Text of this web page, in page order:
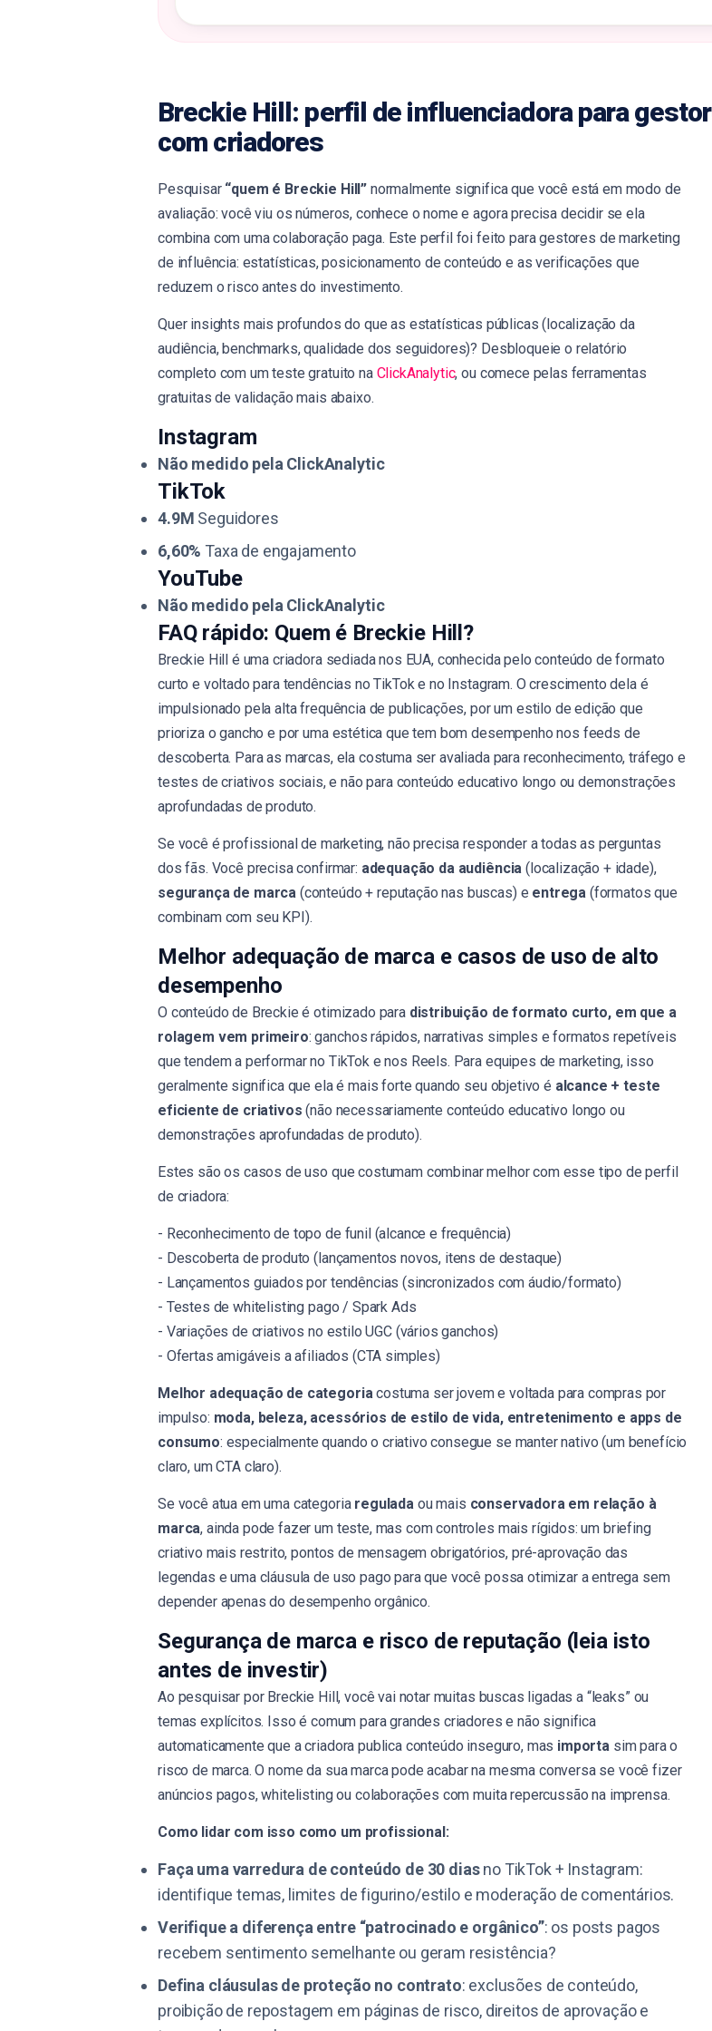
Breckie Hill: perfil de influenciadora para
com criadores
Pesquisar “quem é Breckie Hill” normalmente significa que você está em modo de
avaliação: você viu os números, conhece o nome e agora precisa decidir se ela
combina com uma colaboração paga. Este perfil foi feito para gestores de marketing
de influência: estatísticas, posicionamento de conteúdo e as verificações que
reduzem o risco antes do investimento.
Quer insights mais profundos do que as estatísticas públicas (localização da
audiência, benchmarks, qualidade dos seguidores)? Desbloqueie o relatório
completo com um teste gratuito na ClickAnalytic, ou comece pelas ferramentas
gratuitas de validação mais abaixo.
Instagram
Não medido pela ClickAnalytic
TikTok
4.9M Seguidores
6,60% Taxa de engajamento
YouTube
Não medido pela ClickAnalytic
FAQ rápido: Quem é Breckie Hill?
Breckie Hill é uma criadora sediada nos EUA, conhecida pelo conteúdo de formato
curto e voltado para tendências no TikTok e no Instagram. O crescimento dela é
impulsionado pela alta frequência de publicações, por um estilo de edição que
prioriza o gancho e por uma estética que tem bom desempenho nos feeds de
descoberta. Para as marcas, ela costuma ser avaliada para reconhecimento, tráfego e
testes de criativos sociais, e não para conteúdo educativo longo ou demonstrações
aprofundadas de produto.
Se você é profissional de marketing, não precisa responder a todas as perguntas
dos fãs. Você precisa confirmar: adequação da audiência (localização + idade),
segurança de marca (conteúdo + reputação nas buscas) e entrega (formatos que
combinam com seu KPI).
Melhor adequação de marca e casos de uso de alto
desempenho
O conteúdo de Breckie é otimizado para distribuição de formato curto, em que a
rolagem vem primeiro: ganchos rápidos, narrativas simples e formatos repetíveis
que tendem a performar no TikTok e nos Reels. Para equipes de marketing, isso
geralmente significa que ela é mais forte quando seu objetivo é alcance + teste
eficiente de criativos (não necessariamente conteúdo educativo longo ou
demonstrações aprofundadas de produto).
Estes são os casos de uso que costumam combinar melhor com esse tipo de perfil
de criadora:
- Reconhecimento de topo de funil (alcance e frequência)
- Descoberta de produto (lançamentos novos, itens de destaque)
- Lançamentos guiados por tendências (sincronizados com áudio/formato)
- Testes de whitelisting pago / Spark Ads
- Variações de criativos no estilo UGC (vários ganchos)
- Ofertas amigáveis a afiliados (CTA simples)
Melhor adequação de categoriacostuma ser jovem e voltada para compras por
impulso: moda, beleza, acessórios de estilo de vida, entretenimento e apps de
consumo: especialmente quando o criativo consegue se manter nativo (um benefício
claro, um CTA claro).
Se você atua em uma categoria reguladaou mais conservadora em relação à
marca, ainda pode fazer um teste, mas com controles mais rígidos: um briefing
criativo mais restrito, pontos de mensagem obrigatórios, pré-aprovação das
legendas e uma cláusula de uso pago para que você possa otimizar a entrega sem
depender apenas do desempenho orgânico.
Segurança de marca e risco de reputação (leia isto
antes de investir)
Ao pesquisar por Breckie Hill, você vai notar muitas buscas ligadas a “leaks” ou
temas explícitos. Isso é comum para grandes criadores e não significa
automaticamente que a criadora publica conteúdo inseguro, mas importasim para o
risco de marca. O nome da sua marca pode acabar na mesma conversa se você fizer
anúncios pagos, whitelisting ou colaborações com muita repercussão na imprensa.
Como lidar com isso como um profissional:
Faça uma varredura de conteúdo de 30 diasno TikTok + Instagram:
identifique temas, limites de figurino/estilo e moderação de comentários.
Verifique a diferença entre “patrocinado e orgânico”: os posts pagos
recebem sentimento semelhante ou geram resistência?
Defina cláusulas de proteção no contrato: exclusões de conteúdo,
proibição de repostagem em páginas de risco, direitos de aprovação e